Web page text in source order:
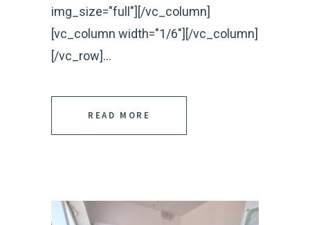
img_size="full"][/vc_column]
[vc_column width="1/6"][/vc_column]
[/vc_row]...
READ MORE